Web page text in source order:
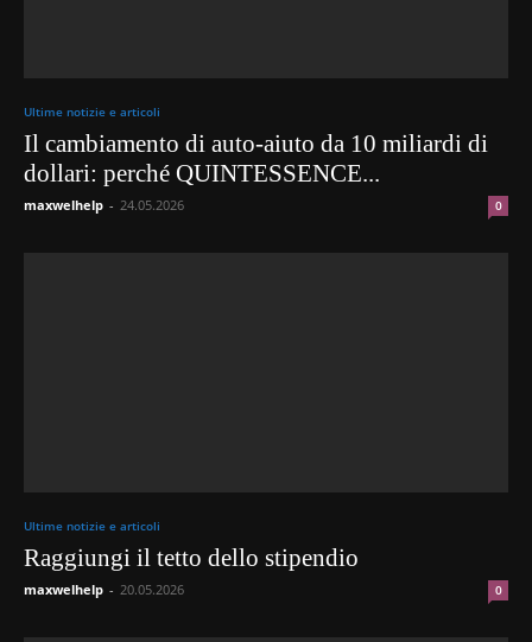
Ultime notizie e articoli
Il cambiamento di auto-aiuto da 10 miliardi di
dollari: perché QUINTESSENCE...
maxwelhelp - 24.05.2026 0
Ultime notizie e articoli
Raggiungi il tetto dello stipendio
maxwelhelp - 20.05.2026 0